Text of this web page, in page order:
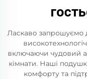
Ласкаво запрошуємо
включаючи чудовий
кімнати. Наші
комфорту та